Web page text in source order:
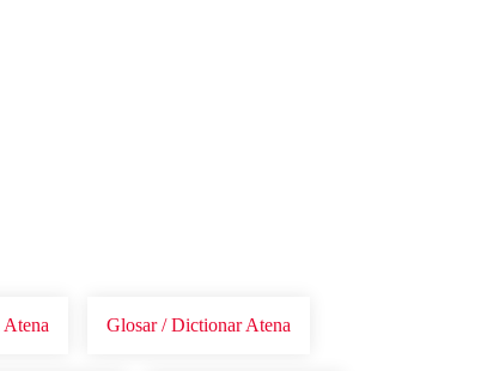
Glosar / Dictionar Atena